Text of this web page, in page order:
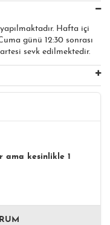
Hafta içi
günü 12:30 sonrası
sevk edilmektedir.
ama kesinlikle 1